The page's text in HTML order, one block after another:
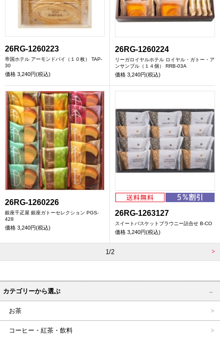
26RG-1260223
帝国ホテル アーモンドパイ（１０枚） TAP-
30
価格 3,240円(税込)
26RG-1260224
リーガロイヤルホテル ロイヤル・ガトー・ア
ンサンブル（１４個） RRB-03A
価格 3,240円(税込)
26RG-1260226
銀座千疋屋 銀座ガトーセレクション PGS-
428
価格 3,240円(税込)
26RG-1263127
スイートバスケットブラウニー詰合せ B-CO
価格 3,240円(税込)
1/2
カテゴリーから選ぶ
お茶
コーヒー・紅茶・飲料